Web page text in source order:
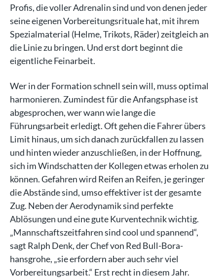
Profis, die voller Adrenalin sind und von denen jeder
seine eigenen Vorbereitungsrituale hat, mit ihrem
Spezialmaterial (Helme, Trikots, Räder) zeitgleich an
die Linie zu bringen. Und erst dort beginnt die
eigentliche Feinarbeit.
Wer in der Formation schnell sein will, muss optimal
harmonieren. Zumindest für die Anfangsphase ist
abgesprochen, wer wann wie lange die
Führungsarbeit erledigt. Oft gehen die Fahrer übers
Limit hinaus, um sich danach zurückfallen zu lassen
und hinten wieder anzuschließen, in der Hoffnung,
sich im Windschatten der Kollegen etwas erholen zu
können. Gefahren wird Reifen an Reifen, je geringer
die Abstände sind, umso effektiver ist der gesamte
Zug. Neben der Aerodynamik sind perfekte
Ablösungen und eine gute Kurventechnik wichtig.
„Mannschaftszeitfahren sind cool und spannend“,
sagt Ralph Denk, der Chef von Red Bull-Bora-
hansgrohe, „sie erfordern aber auch sehr viel
Vorbereitungsarbeit.“ Erst recht in diesem Jahr.